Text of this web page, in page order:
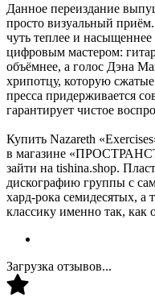
Данное переиздание
просто визуальный
чуть теплее и
цифровым мастером:
объёмнее, а голос Дэна
хрипотцу, которую
пресса придерживается
гарантирует чистое
Купить Nazareth
в магазине
зайти на tishina.shop.
дискографию группы с
хард-рока семидесятых, а
классику именно так, как
Загрузка отзывов...